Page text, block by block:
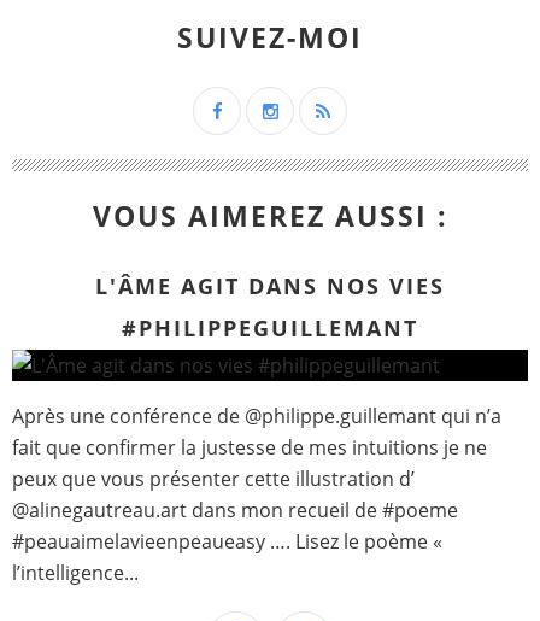
SUIVEZ-MOI
VOUS AIMEREZ AUSSI :
L'ÂME AGIT DANS NOS VIES
#PHILIPPEGUILLEMANT
Après une conférence de @philippe.guillemant qui n’a
fait que confirmer la justesse de mes intuitions je ne
peux que vous présenter cette illustration d’
@alinegautreau.art dans mon recueil de #poeme
#peauaimelavieenpeaueasy …. Lisez le poème «
l’intelligence...